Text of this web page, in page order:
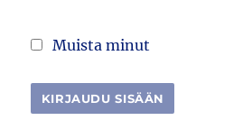
Muista minut